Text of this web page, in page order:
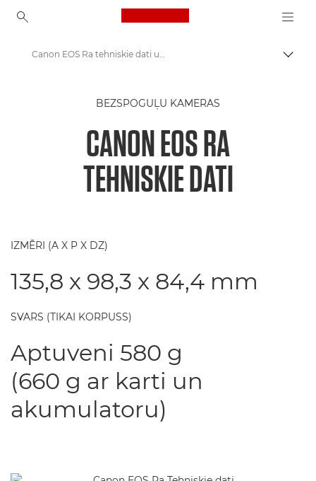
Canon Logo, back to
Digitālās kameras
Canon EOS Ra
Canon EOS Ra tehniskie dati un funkcijas
BEZSPOGUĻU KAMERAS
CANON EOS RA
TEHNISKIE DATI
IZMĒRI (A X P X DZ)
135,8 x 98,3 x 84,4 mm
SVARS (TIKAI KORPUSS)
Aptuveni 580 g
(660 g ar karti un
akumulatoru)